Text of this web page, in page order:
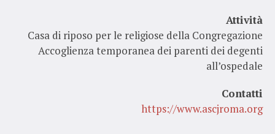
Attività
Casa di riposo per le religiose della Congregazione
Accoglienza temporanea dei parenti dei degenti
all’ospedale
Contatti
https://www.ascjroma.org